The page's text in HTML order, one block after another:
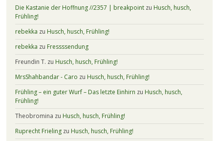
Die Kastanie der Hoffnung //2357 | breakpointzu Husch, husch,
Frühling!
rebekka zu Husch, husch, Frühling!
rebekka zu Fressssendung
Freundin T. zu Husch, husch, Frühling!
MrsShahbandar - Caro zu Husch, husch, Frühling!
Frühling – ein guter Wurf – Das letzte Einhirn zu Husch, husch,
Frühling!
Theobromina zu Husch, husch, Frühling!
Ruprecht Frielingzu Husch, husch, Frühling!